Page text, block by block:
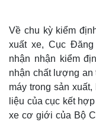
Thế giới
Quan sát
Về chu kỳ kiểm
xuất xe, Cục
nhận nhận kiểm
nhận chất lượng an
máy trong sản
liệu của cục kết
xe cơ giới của Bộ